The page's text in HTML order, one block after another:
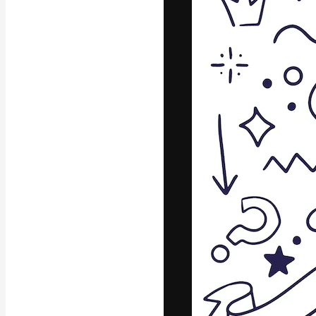
La plataforma
trabajo. Más
entre
Español
Copyright © 2010-